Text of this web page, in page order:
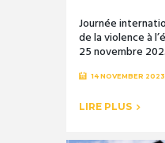
Journée
de la violence à
25 novembre
14 NOVEMBER 2023
LIRE PLUS